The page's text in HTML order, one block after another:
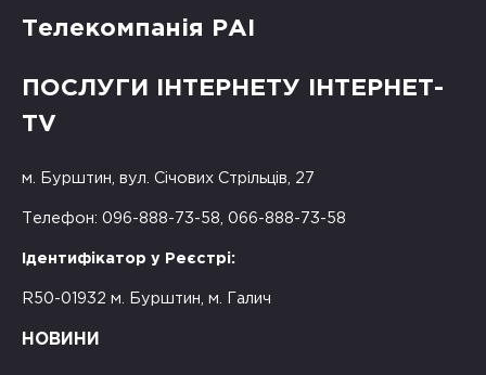
Телекомпанія РАІ
ПОСЛУГИ ІНТЕРНЕТУ ІНТЕРНЕТ-
TV
м. Бурштин, вул. Січових Стрільців, 27
Телефон: 096-888-73-58, 066-888-73-58
Ідентифікатор у Реєстрі:
R50-01932 м. Бурштин, м. Галич
НОВИНИ